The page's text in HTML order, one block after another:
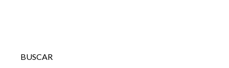
BUSCAR